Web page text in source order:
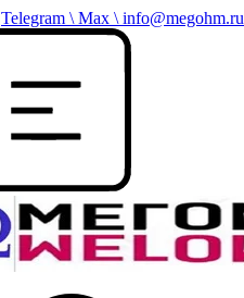
Telegram \ Max \ info@megohm.ru